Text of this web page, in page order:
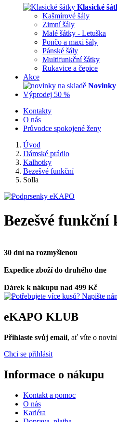
Klasické
Kašmírové šály
Zimní šály
Malé šátky - Letuška
Pončo a maxi šály
Pánské šály
Multifunkční šátky
Rukavice a čepice
Akce
Novinky
Výprodej 50 %
Kontakty
O nás
Průvodce spokojené ženy
Úvod
Dámské prádlo
Kalhotky
Bezešvé funkční
Solla
Bezešvé
30 dní na rozmyšlenou
Expedice zboží do druhého dne
Dárek k nákupu nad 499 Kč
eKAPO KLUB
Přihlaste svůj email, ať víte o
Chci se přihlásit
Informace o nákupu
Kontakt a pomoc
O nás
Kariéra